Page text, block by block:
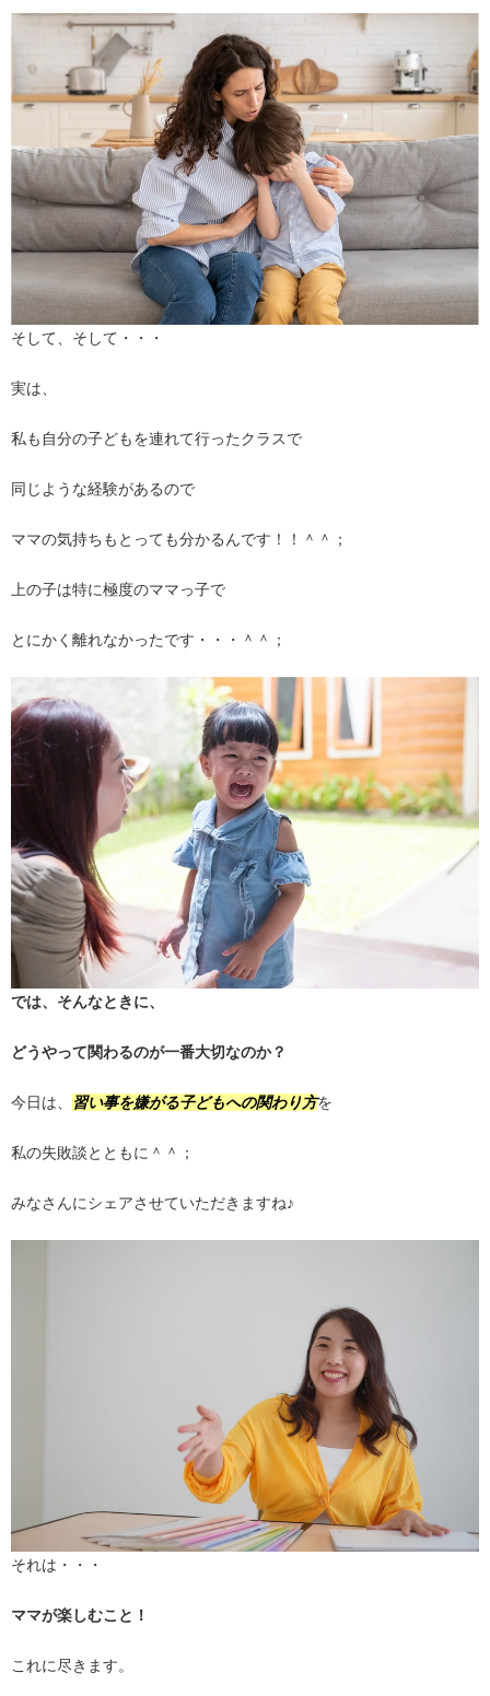
そして、そして・・・
実は、
私も自分の子どもを連れて行ったクラスで
同じような経験があるので
ママの気持ちもとっても分かるんです！！＾＾；
上の子は特に極度のママっ子で
とにかく離れなかったです・・・＾＾；
では、そんなときに、
どうやって関わるのが一番大切なのか？
今日は、 習い事を嫌がる子どもへの関わり方を
私の失敗談とともに＾＾；
みなさんにシェアさせていただきますね♪
それは・・・
ママが楽しむこと！
これに尽きます。